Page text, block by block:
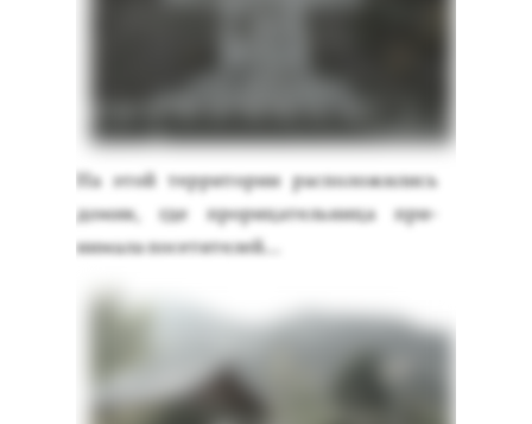
На этой тер­ри­тории рас­по­ложи­лись
до­мик, где про­рица­тель­ни­ца при­
нима­ла по­сети­телей...